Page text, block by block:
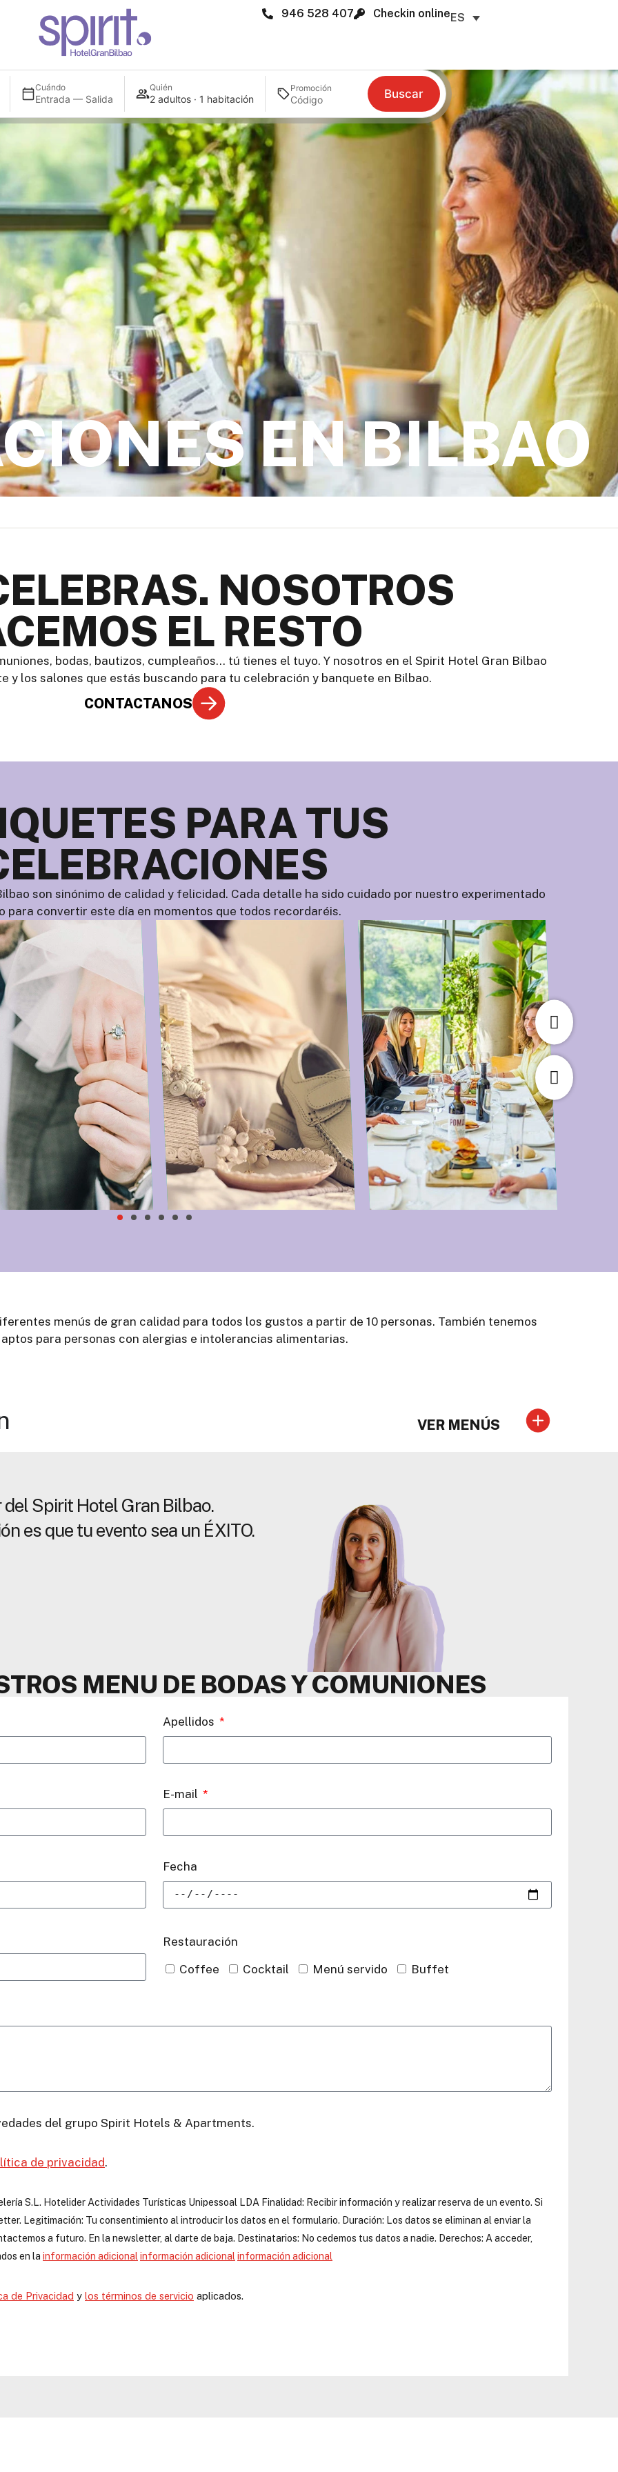
946 528 407 Checkin onlineES
Cuándo
Entrada — Salida
Quién
2 adultos · 1 habitación
Promoción Buscar
EN BILBAO
NOSOTROS
EL RESTO
bodas, bautizos, cumpleaños… tú tienes el tuyo. Y nosotros en el Spirit Hotel Gran Bilbao
y los salones que estás buscando para tu celebración y banquete en Bilbao.
CONTACTANOS
PARA TUS
son sinónimo de calidad y felicidad. Cada detalle ha sido cuidado por nuestro experimentado
para convertir este día en momentos que todos recordaréis.
BODAS BAUTIZOS CELEBRACIONES
menús de gran calidad para todos los gustos a partir de 10 personas. También tenemos
aptos para personas con alergias e intolerancias alimentarias.
VER MENÚS
Spirit Hotel Gran Bilbao.
es que tu evento sea un ÉXITO.
MENU DE BODAS Y COMUNIONES
Apellidos
E-mail
Fecha
Restauración
Coffee Cocktail Menú servido Buffet
del grupo Spirit Hotels & Apartments.
de privacidad.
S.L. Hotelider Actividades Turísticas Unipessoal LDA Finalidad: Recibir información y realizar reserva de un evento. Si
Legitimación: Tu consentimiento al introducir los datos en el formulario. Duración: Los datos se eliminan al enviar la
a futuro. En la newsletter, al darte de baja. Destinatarios: No cedemos tus datos a nadie. Derechos: A acceder,
en la información adicional información adicional información adicional
de Privacidad y los términos de servicio aplicados.